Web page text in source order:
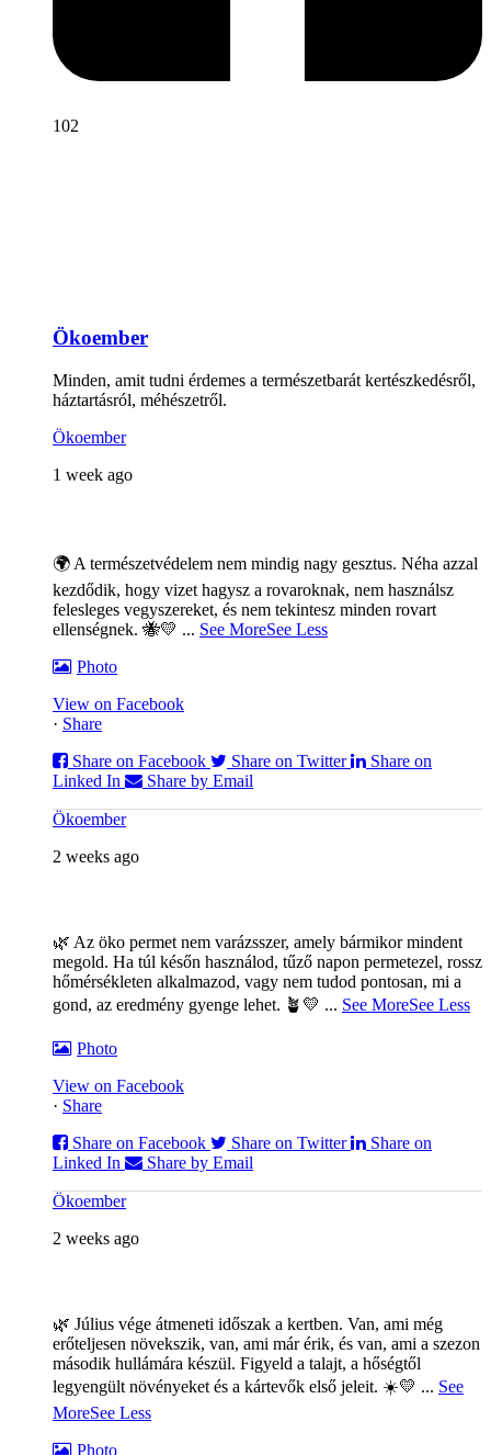
102
Ökoember
Minden, amit tudni érdemes a természetbarát kertészkedésről,
háztartásról, méhészetről.
Ökoember
1 week ago
🌍 A természetvédelem nem mindig nagy gesztus. Néha azzal
kezdődik, hogy vizet hagysz a rovaroknak, nem használsz
felesleges vegyszereket, és nem tekintesz minden rovart
ellenségnek. 🐝💛 ... See MoreSee Less
Photo
View on Facebook
· Share
Share on Facebook
Share on Twitter
Share on
Linked In
Share by Email
Ökoember
2 weeks ago
🌿 Az öko permet nem varázsszer, amely bármikor mindent
megold. Ha túl későn használod, tűző napon permetezel, rossz
hőmérsékleten alkalmazod, vagy nem tudod pontosan, mi a
gond, az eredmény gyenge lehet. 🪴💛 ... See MoreSee Less
Photo
View on Facebook
· Share
Share on Facebook
Share on Twitter
Share on
Linked In
Share by Email
Ökoember
2 weeks ago
🌿 Július vége átmeneti időszak a kertben. Van, ami még
erőteljesen növekszik, van, ami már érik, és van, ami a szezon
második hullámára készül. Figyeld a talajt, a hőségtől
legyengült növényeket és a kártevők első jeleit. ☀️💛 ... See
MoreSee Less
Photo